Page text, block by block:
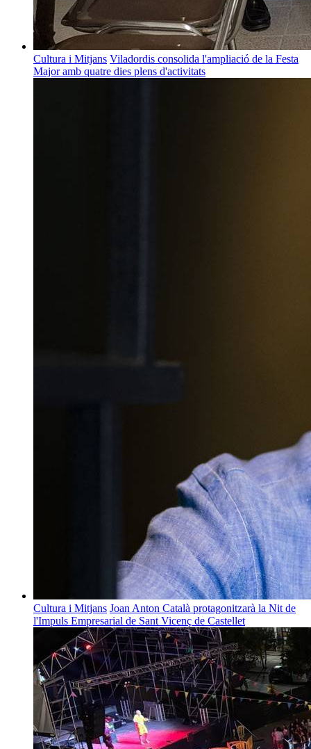
Cultura i Mitjans Viladordis consolida l'ampliació de la Festa
Major amb quatre dies plens d'activitats
Cultura i Mitjans Joan Anton Català protagonitzarà la Nit de
l'Impuls Empresarial de Sant Vicenç de Castellet